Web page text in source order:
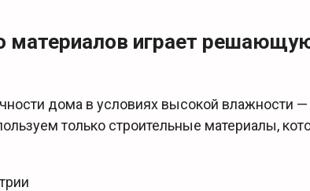
материалов играет
дома в условиях высокой влажности —
только строительные материалы,